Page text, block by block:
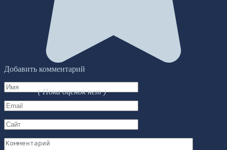
( Пока оценок нет )
Добавить комментарий
Имя
*
Email
*
Сайт
Комментарий